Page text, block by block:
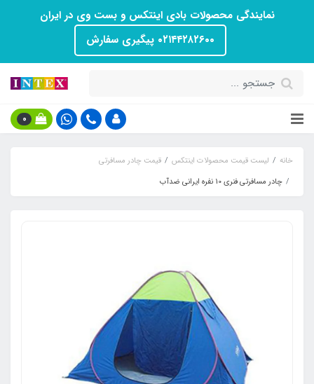
نمایندگی محصولات بادی اینتکس و بست وی در ایران
۰۲۱۴۴۲۸۲۶۰۰ پیگیری سفارش
0
خانه لیست قیمت محصولات اینتکس
قیمت چادر مسافرتی
چادر مسافرتی فنری 10 نفره ایرانی ضدآب